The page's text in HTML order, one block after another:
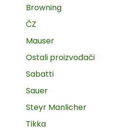
Browning
ČZ
Mauser
Ostali proizvođači
Sabatti
Sauer
Steyr Manlicher
Tikka